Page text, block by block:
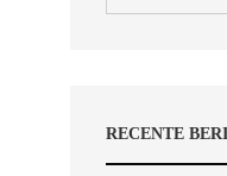
RECENTE